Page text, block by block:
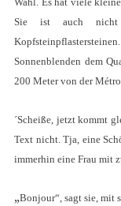
Sie ist auch nicht
Sonnenblenden dem
200 Meter von der
´Scheiße, jetzt kommt
Text nicht. Tja, eine
immerhin eine Frau mit
„Bonjour“, sagt sie, mit